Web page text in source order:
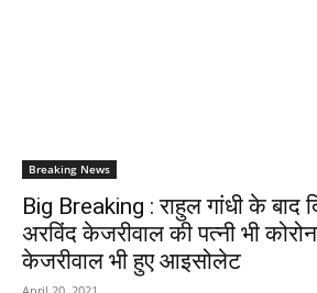
Breaking News
Big Breaking : राहुल गांधी के बाद
अरविंद केजरीवाल की पत्नी भी
केजरीवाल भी हुए आइसोलेट